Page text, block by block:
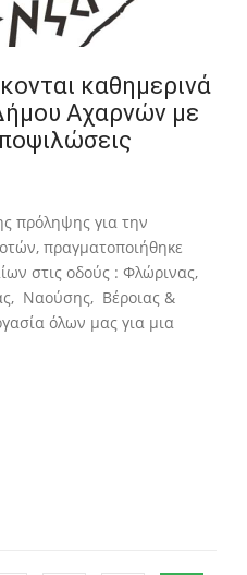
καθημερινά
Αχαρνών με
πρόληψης για την
πραγματοποιήθηκε
στις οδούς : Φλώρινας,
Ναούσης, Βέροιας &
όλων μας για μια